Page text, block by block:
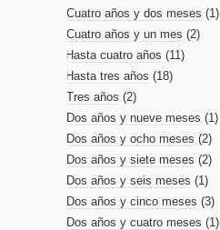
Cuatro años y dos meses (1)
Cuatro años y un mes (2)
Hasta cuatro años (11)
Hasta tres años (18)
Tres años (2)
Dos años y nueve meses (1)
Dos años y ocho meses (2)
Dos años y siete meses (2)
Dos años y seis meses (1)
Dos años y cinco meses (3)
Dos años y cuatro meses (1)